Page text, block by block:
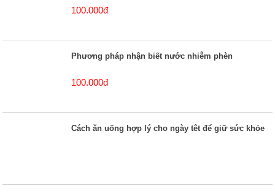
100.000đ
Phương pháp nhận biết nước nhiễm phèn
100.000đ
Cách ăn uống hợp lý cho ngày têt để giữ sức khỏe